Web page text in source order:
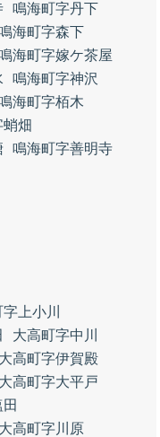
鳴海町字丹下
海町字森下
海町字嫁ケ茶屋
鳴海町字神沢
海町字栢木
畑
鳴海町字善明寺
上小川
大高町字中川
大高町字伊賀殿
大高町字大平戸
大高町字川原